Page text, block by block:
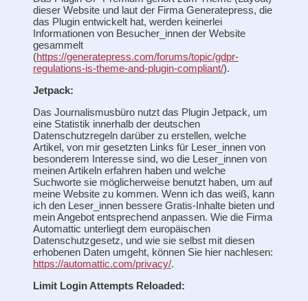
dieser Website und laut der Firma Generatepress, die
das Plugin entwickelt hat, werden keinerlei
Informationen von Besucher_innen der Website
gesammelt
(https://generatepress.com/forums/topic/gdpr-
regulations-is-theme-and-plugin-compliant/).
Jetpack:
Das Journalismusbüro nutzt das Plugin Jetpack, um
eine Statistik innerhalb der deutschen
Datenschutzregeln darüber zu erstellen, welche
Artikel, von mir gesetzten Links für Leser_innen von
besonderem Interesse sind, wo die Leser_innen von
meinen Artikeln erfahren haben und welche
Suchworte sie möglicherweise benutzt haben, um auf
meine Website zu kommen. Wenn ich das weiß, kann
ich den Leser_innen bessere Gratis-Inhalte bieten und
mein Angebot entsprechend anpassen. Wie die Firma
Automattic unterliegt dem europäischen
Datenschutzgesetz, und wie sie selbst mit diesen
erhobenen Daten umgeht, können Sie hier nachlesen:
https://automattic.com/privacy/.
Limit Login Attempts Reloaded: